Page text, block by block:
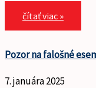
čítať viac »
Pozor na falošné
7. januára 2025